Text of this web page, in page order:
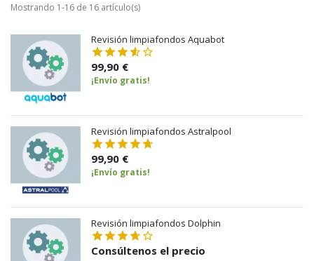
Mostrando 1-16 de 16 artículo(s)
Revisión limpiafondos Aquabot
99,90 €
¡Envío gratis!
Revisión limpiafondos Astralpool
99,90 €
¡Envío gratis!
Revisión limpiafondos Dolphin
Consúltenos el precio